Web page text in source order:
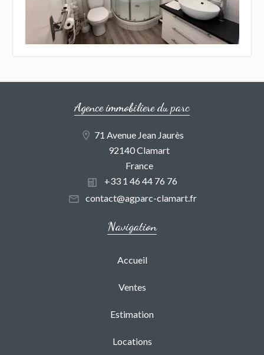
Agence immobiliere du parc
71 Avenue Jean Jaurès
92140 Clamart
France
+33 1 46 44 76 76
contact@agparc-clamart.fr
Navigation
Accueil
Ventes
Estimation
Locations